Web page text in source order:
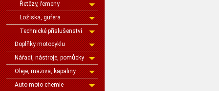
Řetězy, řemeny
Ložiska, gufera
Technické příslušenství
Doplňky motocyklu
Nářadí, nástroje, pomůcky
Oleje, maziva, kapaliny
Auto-moto chemie